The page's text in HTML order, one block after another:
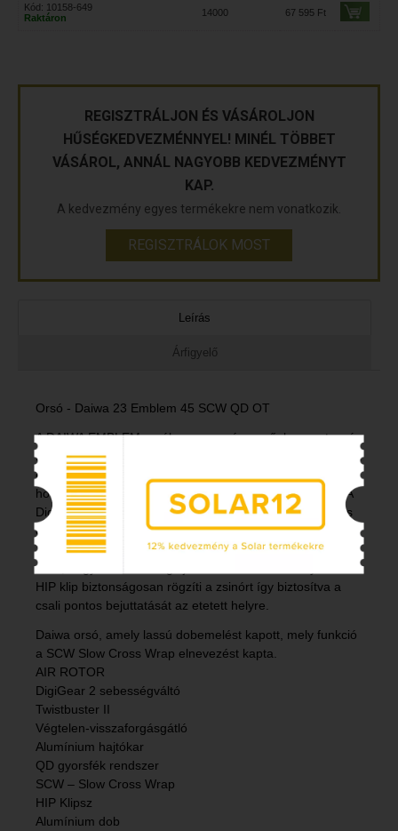
Kód: 10158-649
Raktáron
14000 67 595 Ft
REGISZTRÁLJON ÉS VÁSÁROLJON
HŰSÉGKEDVEZMÉNNYEL! MINÉL TÖBBET
VÁSÁROL, ANNÁL NAGYOBB KEDVEZMÉNYT
KAP.
A kedvezmény egyes termékekre nem vonatkozik.
REGISZTRÁLOK MOST
Leírás
Árfigyelő
Orsó - Daiwa 23 Emblem 45 SCW QD OT
A DAIWA EMBLEM orsók nagyon népszerűek a pontyoyó
horgászok körében. Az innovatív kereszt zsinórelrakásnak
és a 45mm dobemelésnek köszönhetően különösen
hosszú dobásokat tesz lehetővé minimális súrlódással. A
Digigear II fogaskerekek selymesen egyenletes futást és
elegendő energiaátadást biztosítanak, és egy fordulatra
104 cm-es a zsinórbehúzás. A QD fékrendszer lehetővé
teszi, hogy azonnal reagáljon a változó körülményekre. A
HIP klip biztonságosan rögzíti a zsinórt így biztosítva a
csali pontos bejuttatását az etetett helyre.
Daiwa orsó, amely lassú dobemelést kapott, mely funkció
a SCW Slow Cross Wrap elnevezést kapta.
AIR ROTOR
DigiGear 2 sebességváltó
Twistbuster II
Végtelen-visszaforgásgátló
Alumínium hajtókar
QD gyorsfék rendszer
SCW – Slow Cross Wrap
HIP Klipsz
Alumínium dob